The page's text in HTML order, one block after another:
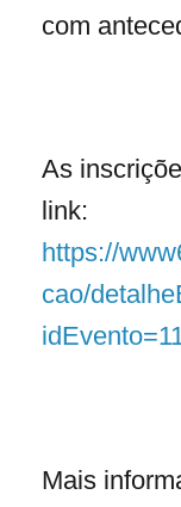
com
As
link:
https://
cao/
Mais